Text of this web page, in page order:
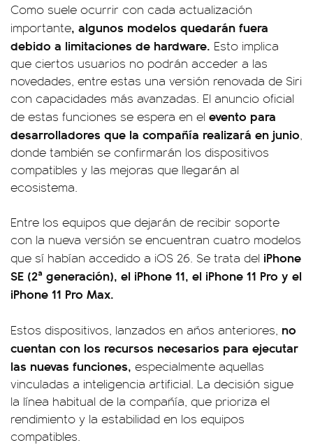
Como suele ocurrir con cada actualización
importante, algunos modelos quedarán fuera
debido a limitaciones de hardware. Esto implica
que ciertos usuarios no podrán acceder a las
novedades, entre estas una versión renovada de Siri
con capacidades más avanzadas. El anuncio oficial
de estas funciones se espera en el evento para
desarrolladores que la compañía realizará en junio,
donde también se confirmarán los dispositivos
compatibles y las mejoras que llegarán al
ecosistema.
Entre los equipos que dejarán de recibir soporte
con la nueva versión se encuentran cuatro modelos
que sí habían accedido a iOS 26. Se trata del iPhone
SE (2ª generación), el iPhone 11, el iPhone 11 Pro y el
iPhone 11 Pro Max.
Estos dispositivos, lanzados en años anteriores, no
cuentan con los recursos necesarios para ejecutar
las nuevas funciones, especialmente aquellas
vinculadas a inteligencia artificial. La decisión sigue
la línea habitual de la compañía, que prioriza el
rendimiento y la estabilidad en los equipos
compatibles.